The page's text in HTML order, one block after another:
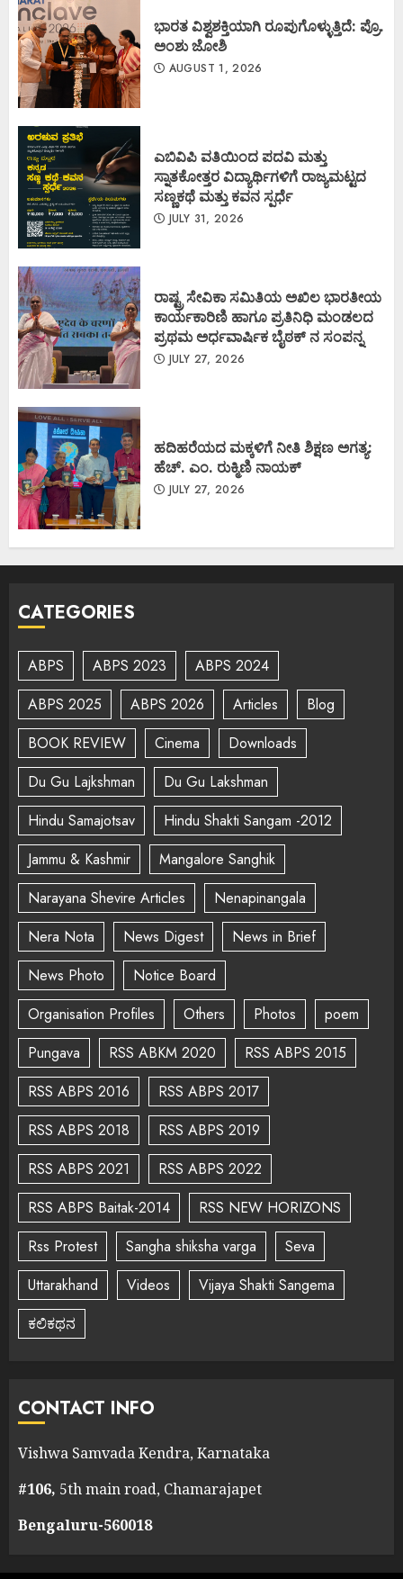
ಭಾರತ ವಿಶ್ವಶಕ್ತಿಯಾಗಿ ರೂಪುಗೊಳ್ಳುತ್ತಿದೆ: ಪ್ರೊ.
ಅಂಶು ಜೋಶಿ
AUGUST 1, 2026
ಎಬಿವಿಪಿ ವತಿಯಿಂದ ಪದವಿ ಮತ್ತು
ಸ್ನಾತಕೋತ್ತರ ವಿದ್ಯಾರ್ಥಿಗಳಿಗೆ ರಾಜ್ಯಮಟ್ಟದ
ಸಣ್ಣಕಥೆ ಮತ್ತು ಕವನ ಸ್ಪರ್ಧೆ
JULY 31, 2026
ರಾಷ್ಟ್ರ ಸೇವಿಕಾ ಸಮಿತಿಯ ಅಖಿಲ ಭಾರತೀಯ
ಕಾರ್ಯಕಾರಿಣಿ ಹಾಗೂ ಪ್ರತಿನಿಧಿ ಮಂಡಲದ
ಪ್ರಥಮ ಅರ್ಧವಾರ್ಷಿಕ ಬೈಠಕ್ ನ ಸಂಪನ್ನ
JULY 27, 2026
ಹದಿಹರೆಯದ ಮಕ್ಕಳಿಗೆ ನೀತಿ ಶಿಕ್ಷಣ ಅಗತ್ಯ:
ಹೆಚ್. ಎಂ. ರುಕ್ಮಿಣಿ ನಾಯಕ್
JULY 27, 2026
CATEGORIES
ABPS ABPS 2023
ABPS 2024
ABPS 2025
ABPS 2026 Articles
Blog
BOOK REVIEW
Cinema
Downloads
Du Gu Lajkshman
Du Gu Lakshman
Hindu Samajotsav
Hindu Shakti Sangam -2012
Jammu & Kashmir
Mangalore Sanghik
Narayana Shevire Articles
Nenapinangala
Nera Nota
News Digest
News in Brief
News Photo
Notice Board
Organisation Profiles
Others Photos
poem
Pungava
RSS ABKM 2020
RSS ABPS 2015
RSS ABPS 2016
RSS ABPS 2017
RSS ABPS 2018
RSS ABPS 2019
RSS ABPS 2021
RSS ABPS 2022
RSS ABPS Baitak-2014
RSS NEW HORIZONS
Rss Protest
Sangha shiksha varga
Seva
Uttarakhand
Videos
Vijaya Shakti Sangema
ಕಲಿಕಥನ
CONTACT INFO
Vishwa Samvada Kendra, Karnataka
#106, 5th main road, Chamarajapet
Bengaluru-560018